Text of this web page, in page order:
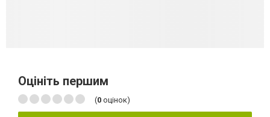
Оцініть першим
(0 оцінок)